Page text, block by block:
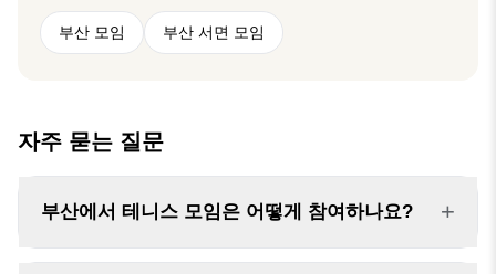
포츠를 경험하고 즐겨요. 그러다 보면 나에게 맞는
스포츠도 찾고, 다이어트는 덤으로~~즐겁게 뛰어노
는 '스포츠 모임
부산 모임 부산 서면 모임
자주 묻는 질문
부산에서 테니스 모임은 어떻게 참여하나요? +